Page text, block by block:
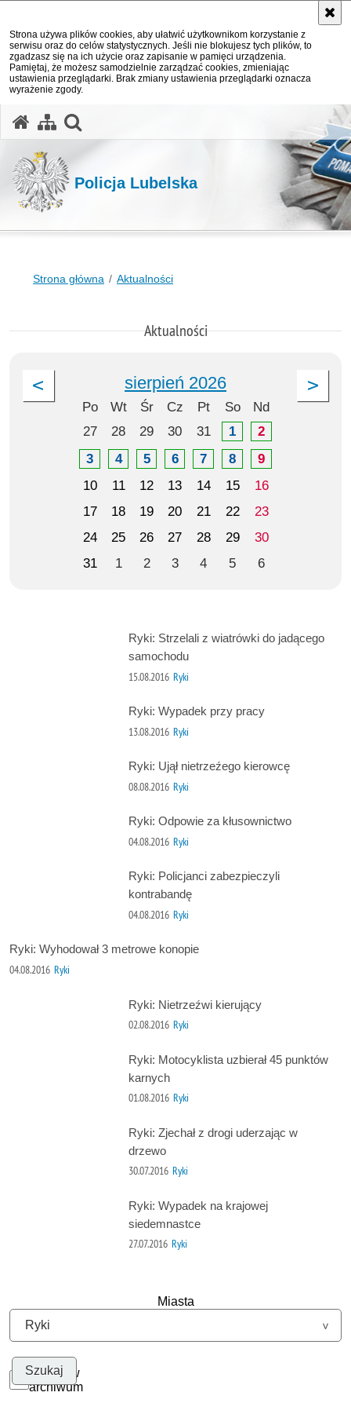
Strona używa plików cookies, aby ułatwić użytkownikom korzystanie z
serwisu oraz do celów statystycznych. Jeśli nie blokujesz tych plików, to
zgadzasz się na ich użycie oraz zapisanie w pamięci urządzenia.
Pamiętaj, że możesz samodzielnie zarządzać cookies, zmieniając
ustawienia przeglądarki. Brak zmiany ustawienia przeglądarki oznacza
wyrażenie zgody.
Policja Lubelska
Strona główna Aktualności
Aktualności
sierpień 2026
Po Wt Śr Cz Pt So
Nd
27
28 29 30 31 1
2
3
4 5 6 7 8
9
10
11 12 13 14 15
16
17
18 19 20 21 22
23
24
25 26 27 28 29
30
31
1 2 3 4 5 6
Ryki: Strzelali z wiatrówki do jadącego
samochodu
15.08.2016 Ryki
Ryki: Wypadek przy pracy
13.08.2016 Ryki
Ryki: Ujął nietrzeźego kierowcę
08.08.2016 Ryki
Ryki: Odpowie za kłusownictwo
04.08.2016 Ryki
Ryki: Policjanci zabezpieczyli
kontrabandę
04.08.2016 Ryki
Ryki: Wyhodował 3 metrowe konopie
04.08.2016 Ryki
Ryki: Nietrzeźwi kierujący
02.08.2016 Ryki
Ryki: Motocyklista uzbierał 45 punktów
karnych
01.08.2016 Ryki
Ryki: Zjechał z drogi uderzając w
drzewo
30.07.2016 Ryki
Ryki: Wypadek na krajowej
siedemnastce
27.07.2016 Ryki
Miasta
Szukaj w
archiwum